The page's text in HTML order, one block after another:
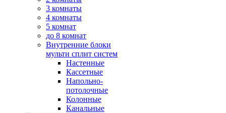
3 комнаты
4 комнаты
5 комнат
до 8 комнат
Внутренние блоки
мульти сплит систем
Настенные
Кассетные
Напольно-
потолочные
Колонные
Канальные